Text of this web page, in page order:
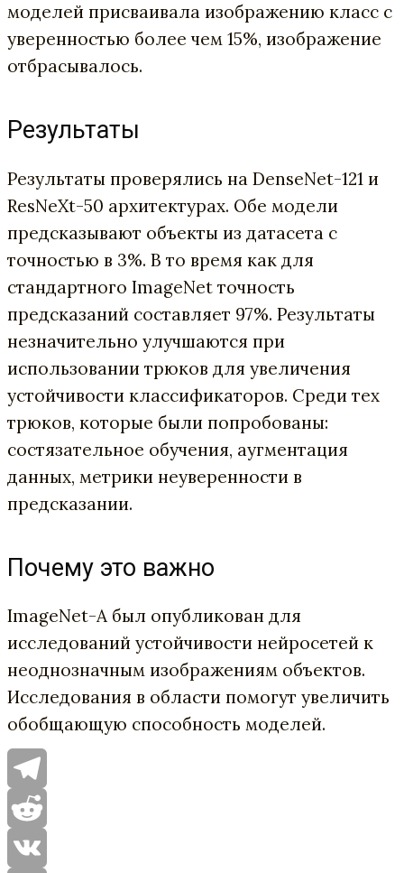
моделей присваивала изображению класс с
уверенностью более чем 15%, изображение
отбрасывалось.
Результаты
Результаты проверялись на DenseNet-121 и
ResNeXt-50 архитектурах. Обе модели
предсказывают объекты из датасета с
точностью в 3%. В то время как для
стандартного ImageNet точность
предсказаний составляет 97%. Результаты
незначительно улучшаются при
использовании трюков для увеличения
устойчивости классификаторов. Среди тех
трюков, которые были попробованы:
состязательное обучения, аугментация
данных, метрики неуверенности в
предсказании.
Почему это важно
ImageNet-A был опубликован для
исследований устойчивости нейросетей к
неоднозначным изображениям объектов.
Исследования в области помогут увеличить
обобщающую способность моделей.
Telegram
Reddit